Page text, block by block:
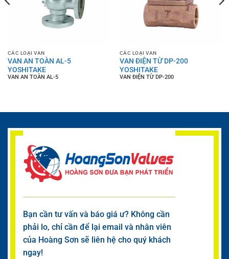
CÁC LOẠI VAN
VAN AN TOÀN AL-5
YOSHITAKE
VAN AN TOÀN AL-5
CÁC LOẠI VAN
VAN ĐIỆN TỪ DP-200
YOSHITAKE
VAN ĐIỆN TỪ DP-200
Bạn cần tư vấn và báo giá ư? Không cần
phải lo, chỉ cần để lại email và nhân viên
của Hoàng Sơn sẽ liên hệ cho quý khách
ngay!